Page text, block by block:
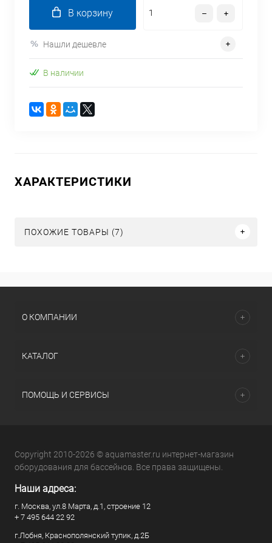
В корзину
Нашли дешевле
В наличии
ХАРАКТЕРИСТИКИ
ПОХОЖИЕ ТОВАРЫ (7)
О КОМПАНИИ
КАТАЛОГ
ПОМОЩЬ И СЕРВИСЫ
Copyright 2010-2026 © aquamaster.ru интернет-магазин
оборудования для бассейнов. Все права защищены.
Наши адреса:
г. Москва, ул.8 Марта, д.1, строение 12
+ 7 495 644 22 92
г.Лобня, Краснополянский тупик, д.2Б